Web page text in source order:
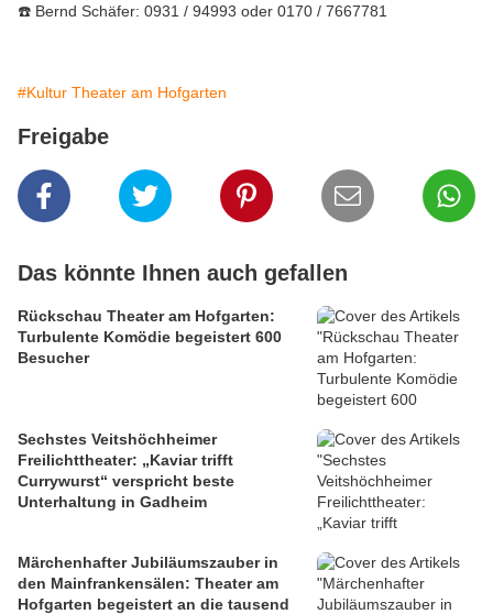
☎️ Bernd Schäfer: 0931 / 94993 oder 0170 / 7667781
#Kultur Theater am Hofgarten
Freigabe
Das könnte Ihnen auch gefallen
Rückschau Theater am Hofgarten:
Turbulente Komödie begeistert 600
Besucher
Sechstes Veitshöchheimer
Freilichttheater: „Kaviar trifft
Currywurst“ verspricht beste
Unterhaltung in Gadheim
Märchenhafter Jubiläumszauber in
den Mainfrankensälen: Theater am
Hofgarten begeistert an die tausend